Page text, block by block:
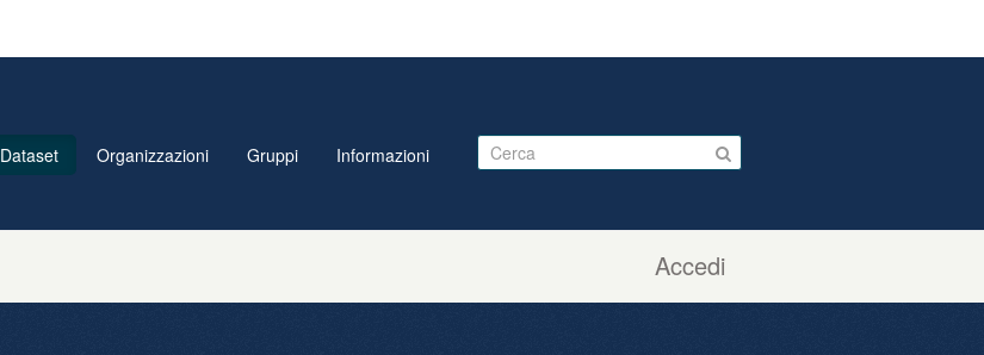
Accedi
Dataset Organizzazioni Gruppi Informazioni